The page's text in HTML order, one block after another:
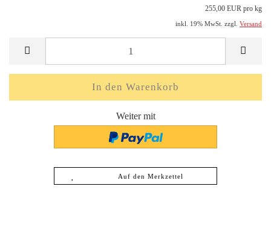
255,00 EUR pro kg
inkl. 19% MwSt. zzgl. Versand
Weiter mit
Auf den Merkzettel